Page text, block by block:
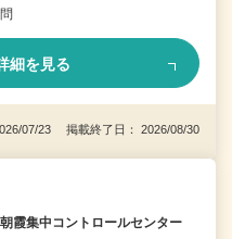
細を見る
07/23 掲載終了日： 2026/08/30
集中コントロールセンター